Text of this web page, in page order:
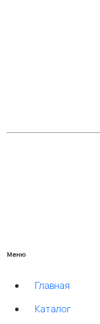
Меню
Главная
Каталог